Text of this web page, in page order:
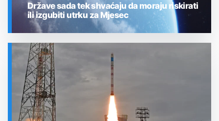
SVEMIR
Države sada tek shvaćaju da moraju riskirati
ili izgubiti utrku za Mjesec